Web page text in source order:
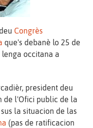
Congrès
que's debanè lo 25 de
occitana a
president deu
de l'Ofici public de la
la situacion de las
(pas de ratificacion